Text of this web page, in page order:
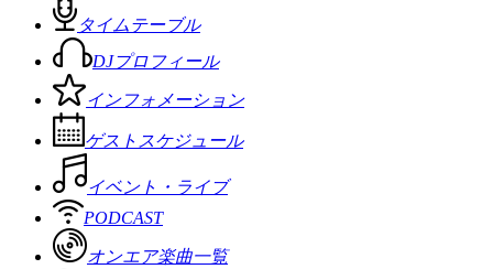
タイムテーブル
DJプロフィール
インフォメーション
ゲストスケジュール
イベント・ライブ
PODCAST
オンエア楽曲一覧